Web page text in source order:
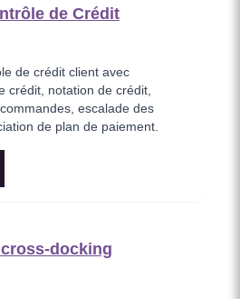
de Crédit
de crédit client avec
crédit, notation de crédit,
escalade des
de plan de paiement.
docking